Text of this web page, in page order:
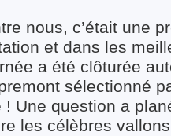
nous, c’était une
et dans les
a été clôturée
sélectionné
! Une question a
les célèbres